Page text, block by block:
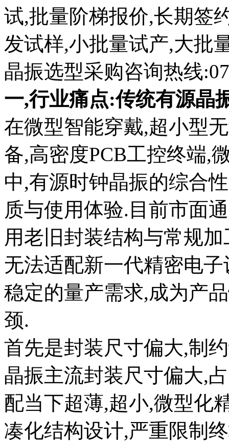
试,批量阶梯报价,长期签
发试样,小批量试产,大批
晶振选型采购咨询热线
一,行业痛点:传统有源晶
在微型智能穿戴,超小型
备,高密度PCB工控终端,
中,有源时钟晶振的综合
质与使用体验.目前市面
用老旧封装结构与常规
无法适配新一代精密电
稳定的量产需求,成为产
颈.
首先是封装尺寸偏大,制
晶振主流封装尺寸偏大,
配当下超薄,超小,微型化
凑化结构设计,严重限制